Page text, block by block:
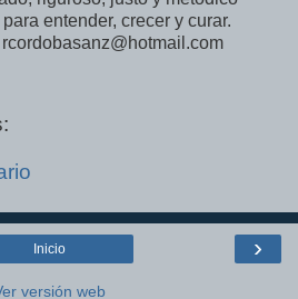
entender, crecer y curar.
›
Inicio
versión web